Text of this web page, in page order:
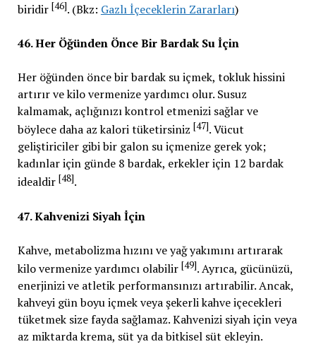
biridir [46]. (Bkz: Gazlı İçeceklerin Zararları)
46. Her Öğünden Önce Bir Bardak Su İçin
Her öğünden önce bir bardak su içmek, tokluk hissini
artırır ve kilo vermenize yardımcı olur. Susuz
kalmamak, açlığınızı kontrol etmenizi sağlar ve
böylece daha az kalori tüketirsiniz [47]. Vücut
geliştiriciler gibi bir galon su içmenize gerek yok;
kadınlar için günde 8 bardak, erkekler için 12 bardak
idealdir [48].
47. Kahvenizi Siyah İçin
Kahve, metabolizma hızını ve yağ yakımını artırarak
kilo vermenize yardımcı olabilir [49]. Ayrıca, gücünüzü,
enerjinizi ve atletik performansınızı artırabilir. Ancak,
kahveyi gün boyu içmek veya şekerli kahve içecekleri
tüketmek size fayda sağlamaz. Kahvenizi siyah için veya
az miktarda krema, süt ya da bitkisel süt ekleyin.